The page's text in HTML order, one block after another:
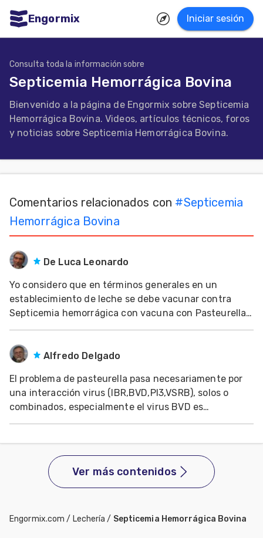
Engormix Iniciar sesión
Agricultura
Balanceados
Avicultura
Lechería
Micotoxinas
Porcicultura
Mascotas
Consulta toda la información sobre
Septicemia Hemorrágica Bovina
Bienvenido a la página de Engormix sobre Septicemia
Hemorrágica Bovina. Videos, artículos técnicos, foros
y noticias sobre Septicemia Hemorrágica Bovina.
Comentarios relacionados con #Septicemia
Hemorrágica Bovina
De Luca Leonardo
Yo considero que en términos generales en un
establecimiento de leche se debe vacunar contra
Septicemia hemorrágica con vacuna con Pasteurella
hemolítica y una Vacuna contra enfermedades
cepas. Esta vacuna se debe de aplicar a todos los
Alfredo Delgado
El problema de pasteurella pasa necesariamente por
una interacción virus (IBR,BVD,PI3,VSRB), solos o
combinados, especialmente el virus BVD es
inmunosupresor y esto facilita que la pasteurella
Ver más contenidos
Engormix.com / Lechería / Septicemia Hemorrágica Bovina